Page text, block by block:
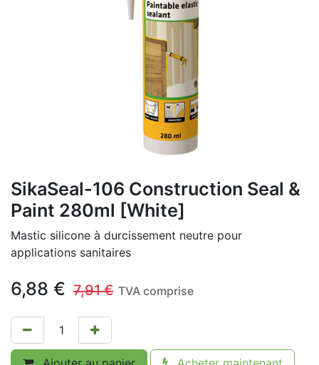
SikaSeal-106 Construction Seal &
Paint 280ml [White]
Mastic silicone à durcissement neutre pour
applications sanitaires
6,88 € 7,91€ TVA comprise